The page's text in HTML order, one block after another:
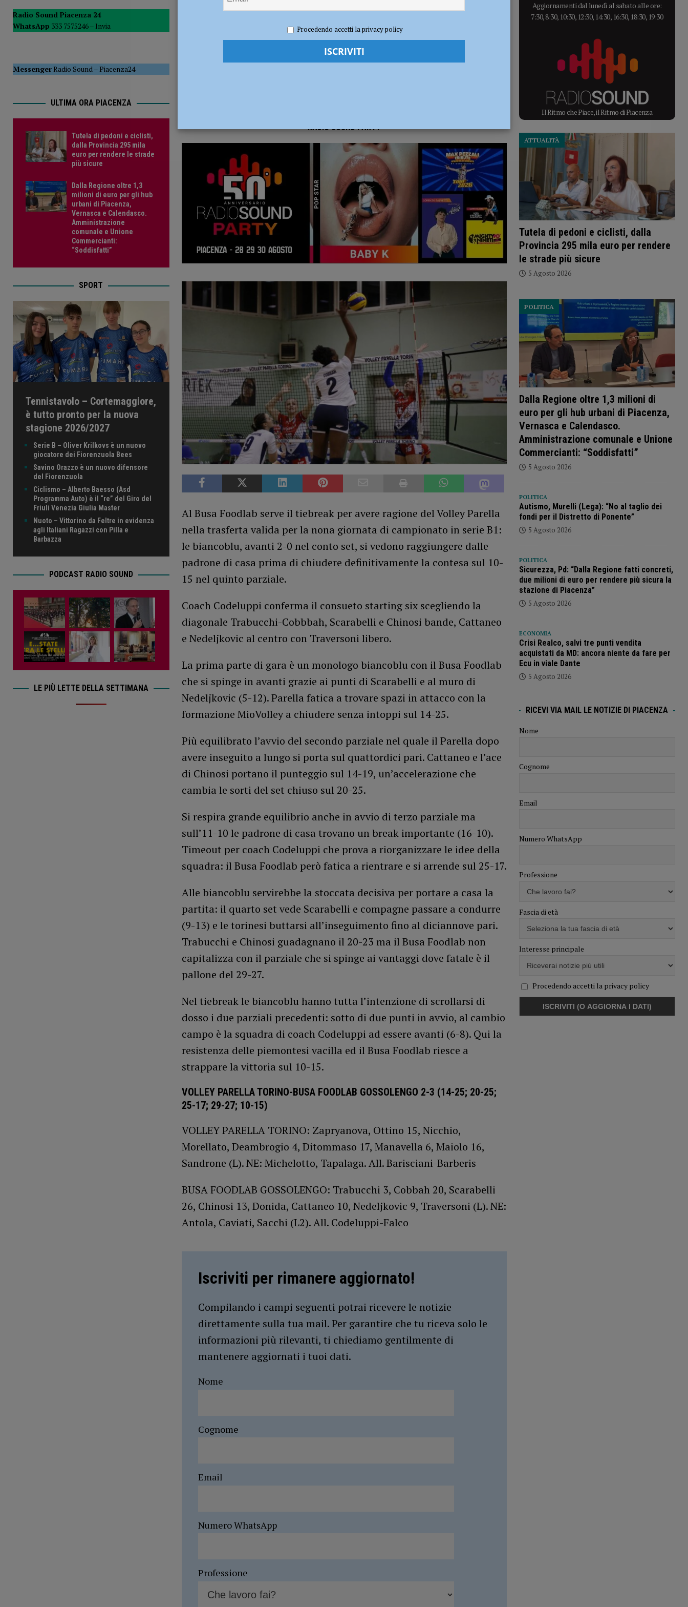
POLITICA
[ 5 Agosto 2026 ] Caldo estremo e asili nido, Tagliaferri (FdI): “Verificare subito la situazione nella provincia di Piacenza”
RADIO SOUND PARTY
Al Busa Foodlab serve il tiebreak per avere ragione del Volley Parella
nella trasferta valida per la nona giornata di campionato in serie B1:
le biancoblu, avanti 2-0 nel conto set, si vedono raggiungere dalle
padrone di casa prima di chiudere definitivamente la contesa sul 10-
15 nel quinto parziale.
Coach Codeluppi conferma il consueto starting six scegliendo la
diagonale Trabucchi-Cobbbah, Scarabelli e Chinosi bande, Cattaneo
e Nedeljkovic al centro con Traversoni libero.
La prima parte di gara è un monologo biancoblu con il Busa Foodlab
che si spinge in avanti grazie ai punti di Scarabelli e al muro di
Nedeljkovic (5-12). Parella fatica a trovare spazi in attacco con la
formazione MioVolley a chiudere senza intoppi sul 14-25.
Più equilibrato l’avvio del secondo parziale nel quale il Parella dopo
avere inseguito a lungo si porta sul quattordici pari. Cattaneo e l’ace
di Chinosi portano il punteggio sul 14-19, un’accelerazione che
cambia le sorti del set chiuso sul 20-25.
Si respira grande equilibrio anche in avvio di terzo parziale ma
sull’11-10 le padrone di casa trovano un break importante (16-10).
Timeout per coach Codeluppi che prova a riorganizzare le idee della
squadra: il Busa Foodlab però fatica a rientrare e si arrende sul 25-17.
Alle biancoblu servirebbe la stoccata decisiva per portare a casa la
partita: il quarto set vede Scarabelli e compagne passare a condurre
(9-13) e le torinesi buttarsi all’inseguimento fino al diciannove pari.
Trabucchi e Chinosi guadagnano il 20-23 ma il Busa Foodlab non
capitalizza con il parziale che si spinge ai vantaggi dove fatale è il
pallone del 29-27.
Nel tiebreak le biancoblu hanno tutta l’intenzione di scrollarsi di
dosso i due parziali precedenti: sotto di due punti in avvio, al cambio
campo è la squadra di coach Codeluppi ad essere avanti (6-8). Qui la
resistenza delle piemontesi vacilla ed il Busa Foodlab riesce a
strappare la vittoria sul 10-15.
VOLLEY PARELLA TORINO-BUSA FOODLAB GOSSOLENGO 2-3 (14-25; 20-25;
25-17; 29-27; 10-15)
VOLLEY PARELLA TORINO: Zapryanova, Ottino 15, Nicchio,
Morellato, Deambrogio 4, Ditommaso 17, Manavella 6, Maiolo 16,
Sandrone (L). NE: Michelotto, Tapalaga. All. Barisciani-Barberis
BUSA FOODLAB GOSSOLENGO: Trabucchi 3, Cobbah 20, Scarabelli
26, Chinosi 13, Donida, Cattaneo 10, Nedeljkovic 9, Traversoni (L). NE:
Antola, Caviati, Sacchi (L2). All. Codeluppi-Falco
Iscriviti per rimanere aggiornato!
Compilando i campi seguenti potrai ricevere le notizie
direttamente sulla tua mail. Per garantire che tu riceva solo le
informazioni più rilevanti, ti chiediamo gentilmente di
mantenere aggiornati i tuoi dati.
Nome
Cognome
Email
Numero WhatsApp
Professione
Radio Sound Piacenza 24
WhatsApp 333 7575246 – Invia
MessengerRadio Sound–Piacenza24
ULTIMA ORA PIACENZA
Tutela di pedoni e ciclisti,
dalla Provincia 295 mila
euro per rendere le strade
più sicure
Dalla Regione oltre 1,3
milioni di euro per gli hub
urbani di Piacenza,
Vernasca e Calendasco.
Amministrazione
comunale e Unione
Commercianti:
“Soddisfatti”
SPORT
Tennistavolo – Cortemaggiore,
è tutto pronto per la nuova
stagione 2026/2027
Serie B – Oliver Krilkovs è un nuovo
giocatore dei Fiorenzuola Bees
Savino Orazzo è un nuovo difensore
del Fiorenzuola
Ciclismo – Alberto Baesso (Asd
Programma Auto) è il “re” del Giro del
Friuli Venezia Giulia Master
Nuoto – Vittorino da Feltre in evidenza
agli Italiani Ragazzi con Pilla e
Barbazza
PODCAST RADIO SOUND
LE PIÙ LETTE DELLA SETTIMANA
Aggiornamenti dal lunedì al sabato alle ore:
7:30, 8:30, 10:30, 12:30, 14:30, 16:30, 18:30, 19:30
Il Ritmo che Piace, il Ritmo di Piacenza
Tutela di pedoni e ciclisti, dalla
Provincia 295 mila euro per rendere
le strade più sicure
ATTUALITÀ
5 Agosto 2026
Dalla Regione oltre 1,3 milioni di
euro per gli hub urbani di Piacenza,
Vernasca e Calendasco.
Amministrazione comunale e Unione
Commercianti: “Soddisfatti”
POLITICA
5 Agosto 2026
POLITICA
Autismo, Murelli (Lega): “No al taglio dei
fondi per il Distretto di Ponente”
5 Agosto 2026
POLITICA
Sicurezza, Pd: “Dalla Regione fatti concreti,
due milioni di euro per rendere più sicura la
stazione di Piacenza”
5 Agosto 2026
ECONOMIA
Crisi Realco, salvi tre punti vendita
acquistati da MD: ancora niente da fare per
Ecu in viale Dante
5 Agosto 2026
RICEVI VIA MAIL LE NOTIZIE DI PIACENZA
Nome
Cognome
Email
Numero WhatsApp
Professione
Fascia di età
Interesse principale
Procedendo accetti la privacy policy
Procedendo accetti la privacy policy